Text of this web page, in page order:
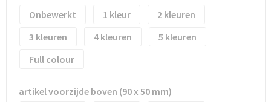
Toilettassen
Trolleys
Waterbestendige tassen
Onbewerkt
1
2
3
4
5
Full colour
artikel voorzijde boven (90 x 50 mm)